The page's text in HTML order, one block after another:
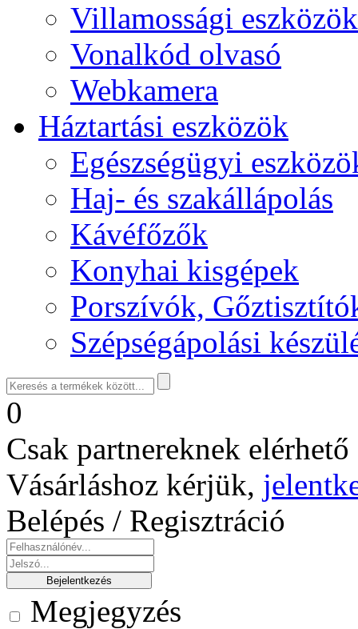
Villamossági eszközök
Vonalkód olvasó
Webkamera
Háztartási eszközök
Egészségügyi
Haj- és szakállápolás
Kávéfőzők
Konyhai kisgépek
Porszívók,
Szépségápolási
0
Csak partnereknek
Vásárláshoz kérjük,
Belépés / Regisztráció
Megjegyzés